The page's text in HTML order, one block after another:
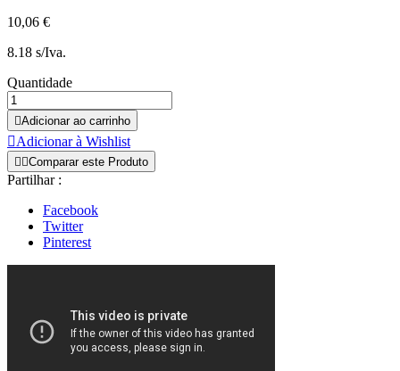
10,06 €
8.18 s/Iva.
Quantidade
Adicionar ao carrinho
Adicionar à Wishlist
 Comparar este Produto
Partilhar :
Facebook
Twitter
Pinterest